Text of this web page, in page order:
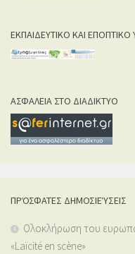
ΕΚΠΑΙΔΕΥΤΙΚΟ ΚΑΙ
ΑΣΦΑΛΕΙΑ ΣΤΟ ΔΙΑΔΙΚΤΥΟ
ΠΡΌΣΦΑΤΕΣ ΔΗΜΟΣΙΕΎΣΕΙΣ
Ολοκλήρωση του
«Laïcité en scène»